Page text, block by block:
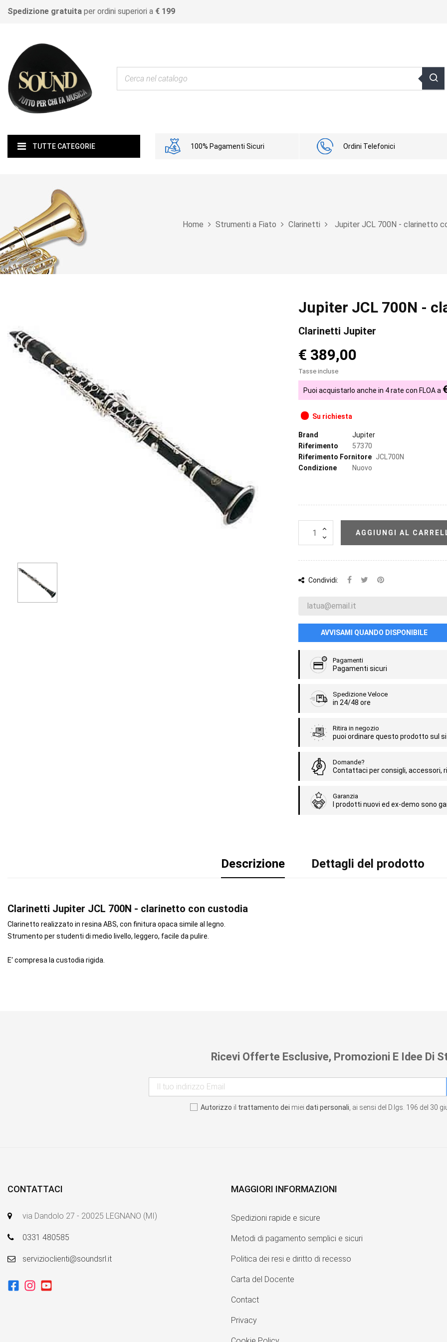
Spedizione gratuita per ordini superiori a € 199
TUTTE CATEGORIE 100% Pagamenti Sicuri Ordini Telefonici
Home Strumenti a Fiato Clarinetti Jupiter JCL 700N - clarinetto

Jupiter JCL 700N -
Clarinetti Jupiter
€ 389,00
Tasse incluse
Puoi acquistarlo anche in 4 rate con FLOA a
Su richiesta
Brand
Jupiter
Riferimento
57370
Riferimento Fornitore JCL700N
Condizione
Nuovo
AGGIUNGI AL
Condividi:
AVVISAMI QUANDO DISPONIBILE
Pagamenti
Pagamenti sicuri
Spedizione Veloce
in 24/48 ore
Ritira in negozio
puoi ordinare questo prodotto sul
Domande?
Contattaci per consigli, accessori,
Garanzia
I prodotti nuovi ed ex-demo sono
Descrizione Dettagli del prodotto
Clarinetti Jupiter JCL 700N - clarinetto con custodia
Clarinetto realizzato in resina ABS, con finitura opaca simile al legno.
Strumento per studenti di medio livello, leggero, facile da pulire.
E' compresa la custodia rigida.
Ricevi Offerte Esclusive, Promozioni E Idee Di
Autorizzo il trattamento dei miei dati personali , ai sensi del D.lgs. 196 del 30
CONTATTACI
via Dandolo 27 - 20025 LEGNANO (MI)
0331 480585
servizioclienti@soundsrl.it
MAGGIORI INFORMAZIONI
Spedizioni rapide e sicure
Metodi di pagamento semplici e sicuri
Politica dei resi e diritto di recesso
Carta del Docente
Contact
Privacy